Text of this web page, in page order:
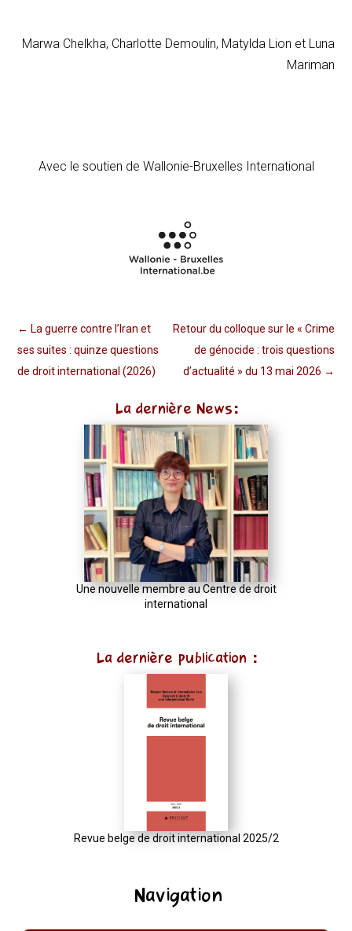
Navigation
Marwa Chelkha, Charlotte Demoulin, Matylda Lion et Luna
Mariman
Avec le soutien de Wallonie-Bruxelles International
← La guerre contre l’Iran et
ses suites : quinze questions
de droit international (2026)
Retour du colloque sur le « Crime
de génocide : trois questions
d’actualité » du 13 mai 2026 →
La dernière News:
Une nouvelle membre au Centre de droit
international
La dernière publication :
Revue belge de droit international 2025/2